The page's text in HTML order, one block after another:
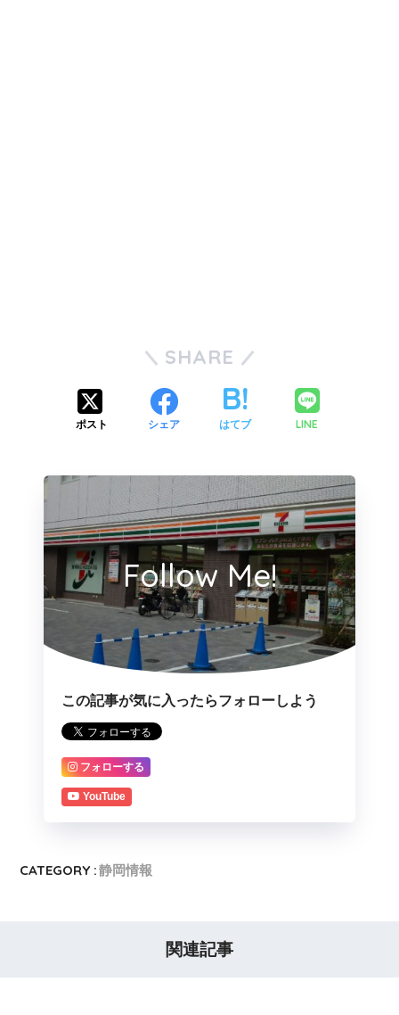
SHARE
ポスト シェア はてブ LINE
Follow Me!
この記事が気に入ったらフォローしよう
フォローする
YouTube
CATEGORY :静岡情報
関連記事